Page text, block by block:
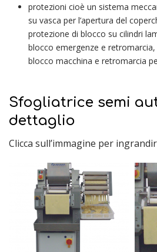
protezioni cioè un sistema
su vasca per l’apertura del
protezione di blocco su cilindri
blocco emergenze e retromarcia,
blocco macchina e retromarcia
Sfogliatrice semi
dettaglio
Clicca sull’immagine per